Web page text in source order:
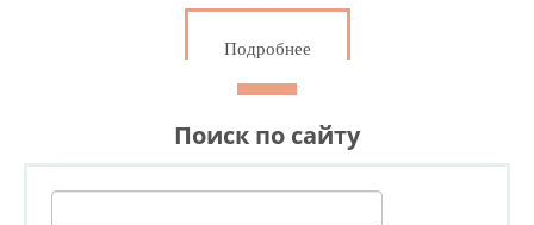
Подробнее
Поиск по сайту